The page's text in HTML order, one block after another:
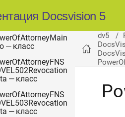
Docsvision 5
—
— класс
— класс
— класс
dv5